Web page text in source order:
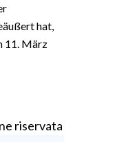
hat,
11. März
riservata